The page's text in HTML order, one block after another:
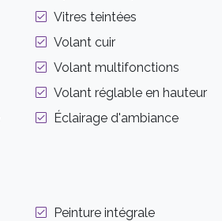
Vitres teintées
Volant cuir
Volant multifonctions
Volant réglable en hauteur
Éclairage d'ambiance
Peinture intégrale